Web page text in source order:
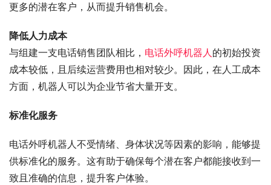
更多的潜在客户，从而提升销售机会。
降低人力成本
与组建一支电话销售团队相比， 电话外呼机器人的初始投资
成本较低，且后续运营费用也相对较少。因此，在人工成本
方面，机器人可以为企业节省大量开支。
标准化服务
电话外呼机器人不受情绪、身体状况等因素的影响，能够提
供标准化的服务。这有助于确保每个潜在客户都能接收到一
致且准确的信息，提升客户体验。